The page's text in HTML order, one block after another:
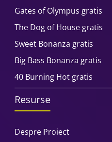
Gates of Olympus gratis
The Dog of House gratis
Sweet Bonanza gratis
Big Bass Bonanza gratis
40 Burning Hot gratis
Resurse
Despre Proiect